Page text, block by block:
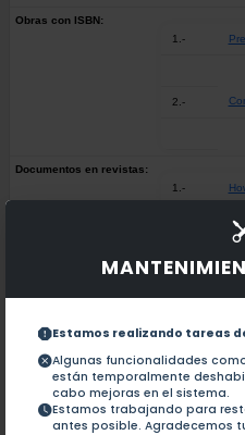
Estamos realizando tareas
Algunas funcionalidades
están temporalmente
cabo mejoras en el sistema.
Estamos trabajando para
antes posible. Agradecemos
Obras con ISBN:
1.-
2.-
Documentos en revistas:
1.-
4.-